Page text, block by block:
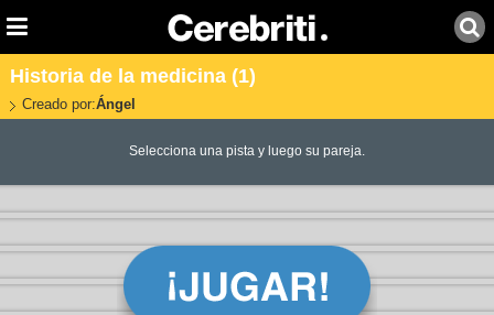
Historia de la medicina (1)
Creado por:Ángel
Selecciona una pista y luego su pareja.